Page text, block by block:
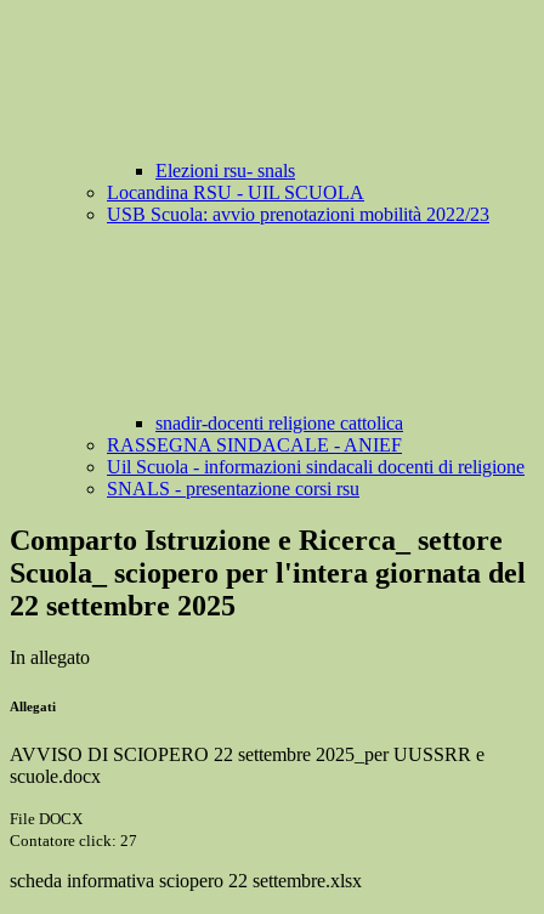
Elezioni rsu- snals
Locandina RSU - UIL SCUOLA
USB Scuola: avvio prenotazioni mobilità 2022/23
snadir-docenti religione cattolica
RASSEGNA SINDACALE - ANIEF
Uil Scuola - informazioni sindacali docenti di religione
SNALS - presentazione corsi rsu
Comparto Istruzione e Ricerca_ settore
Scuola_ sciopero per l'intera giornata del
22 settembre 2025
In allegato
Allegati
AVVISO DI SCIOPERO 22 settembre 2025_per UUSSRR e
scuole.docx
File DOCX
Contatore click: 27
scheda informativa sciopero 22 settembre.xlsx